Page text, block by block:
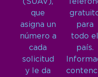
(SUAV),
que
asigna un
número a
cada
solicitud
y le da
para
todo el
país.